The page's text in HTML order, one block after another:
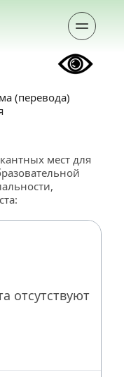
(перевода)
отсутствуют